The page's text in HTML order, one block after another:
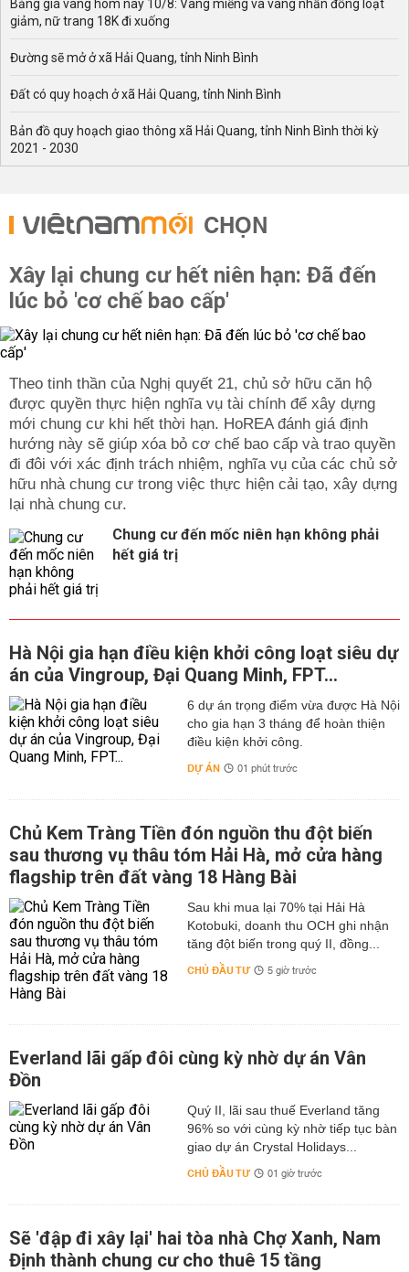
Bảng giá vàng hôm nay 10/8: Vàng miếng và vàng nhẫn đồng loạt
giảm, nữ trang 18K đi xuống
Đường sẽ mở ở xã Hải Quang, tỉnh Ninh Bình
Đất có quy hoạch ở xã Hải Quang, tỉnh Ninh Bình
Bản đồ quy hoạch giao thông xã Hải Quang, tỉnh Ninh Bình thời kỳ
2021 - 2030
CHỌN
Xây lại chung cư hết niên hạn: Đã đến
lúc bỏ 'cơ chế bao cấp'
Theo tinh thần của Nghị quyết 21, chủ sở hữu căn hộ
được quyền thực hiện nghĩa vụ tài chính để xây dựng
mới chung cư khi hết thời hạn. HoREA đánh giá định
hướng này sẽ giúp xóa bỏ cơ chế bao cấp và trao quyền
đi đôi với xác định trách nhiệm, nghĩa vụ của các chủ sở
hữu nhà chung cư trong việc thực hiện cải tạo, xây dựng
lại nhà chung cư.
Chung cư đến mốc niên hạn không phải
hết giá trị
Hà Nội gia hạn điều kiện khởi công loạt siêu dự
án của Vingroup, Đại Quang Minh, FPT...
6 dự án trọng điểm vừa được Hà Nội
cho gia hạn 3 tháng để hoàn thiện
điều kiện khởi công.
DỰ ÁN 01 phút trước
Chủ Kem Tràng Tiền đón nguồn thu đột biến
sau thương vụ thâu tóm Hải Hà, mở cửa hàng
flagship trên đất vàng 18 Hàng Bài
Sau khi mua lại 70% tại Hải Hà
Kotobuki, doanh thu OCH ghi nhận
tăng đột biến trong quý II, đồng...
CHỦ ĐẦU TƯ 5 giờ trước
Everland lãi gấp đôi cùng kỳ nhờ dự án Vân
Đồn
Quý II, lãi sau thuế Everland tăng
96% so với cùng kỳ nhờ tiếp tục bàn
giao dự án Crystal Holidays...
CHỦ ĐẦU TƯ 01 giờ trước
Sẽ 'đập đi xây lại' hai tòa nhà Chợ Xanh, Nam
Định thành chung cư cho thuê 15 tầng